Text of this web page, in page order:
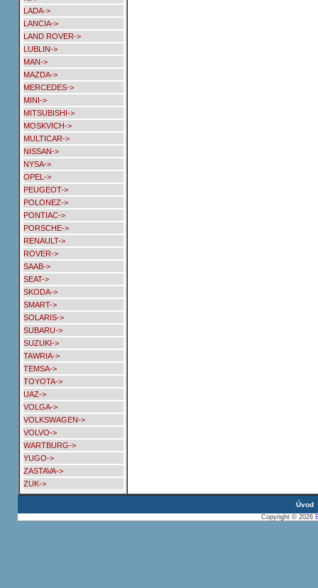
LADA->
LANCIA->
LAND ROVER->
LUBLIN->
MAN->
MAZDA->
MERCEDES->
MINI->
MITSUBISHI->
MOSKVICH->
MULTICAR->
NISSAN->
NYSA->
OPEL->
PEUGEOT->
POLONEZ->
PONTIAC->
PORSCHE->
RENAULT->
ROVER->
SAAB->
SEAT->
SKODA->
SMART->
SOLARIS->
SUBARU->
SUZUKI->
TAWRIA->
TEMSA->
TOYOTA->
UAZ->
VOLGA->
VOLKSWAGEN->
VOLVO->
WARTBURG->
YUGO->
ZASTAVA->
ZUK->
Úvod
Copyright © 2026